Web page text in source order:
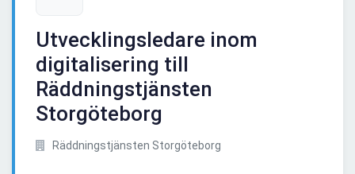
Utvecklingsledare inom
digitalisering till
Räddningstjänsten
Storgöteborg
Räddningstjänsten Storgöteborg